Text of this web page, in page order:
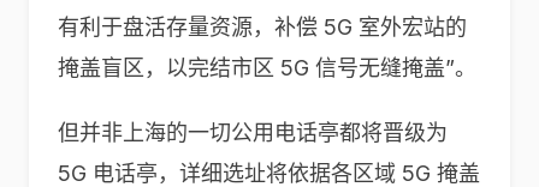
有利于盘活存量资源，补偿 5G 室外宏站的
掩盖盲区，以完结市区 5G 信号无缝掩盖”。
但并非上海的一切公用电话亭都将晋级为
5G 电话亭，详细选址将依据各区域 5G 掩盖